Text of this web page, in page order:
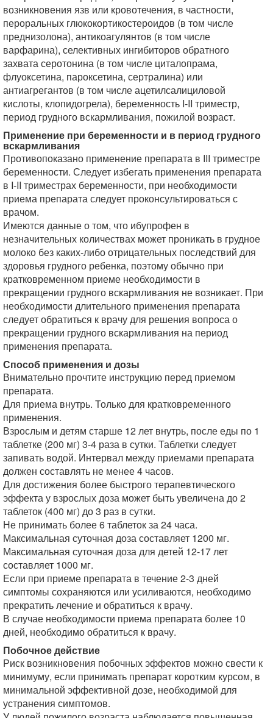
возникновения язв или кровотечения, в частности,
пероральных глюкокортикостероидов (в том числе
преднизолона), антикоагулянтов (в том числе
варфарина), селективных ингибиторов обратного
захвата серотонина (в том числе циталопрама,
флуоксетина, пароксетина, сертралина) или
антиагрегантов (в том числе ацетилсалициловой
кислоты, клопидогрела), беременность I-II триместр,
период грудного вскармливания, пожилой возраст.
Применение при беременности и в период грудного
вскармливания
Противопоказано применение препарата в III триместре
беременности. Следует избегать применения препарата
в I-II триместрах беременности, при необходимости
приема препарата следует проконсультироваться с
врачом.
Имеются данные о том, что ибупрофен в
незначительных количествах может проникать в грудное
молоко без каких-либо отрицательных последствий для
здоровья грудного ребенка, поэтому обычно при
кратковременном приеме необходимости в
прекращении грудного вскармливания не возникает. При
необходимости длительного применения препарата
следует обратиться к врачу для решения вопроса о
прекращении грудного вскармливания на период
применения препарата.
Способ применения и дозы
Внимательно прочтите инструкцию перед приемом
препарата.
Для приема внутрь. Только для кратковременного
применения.
Взрослым и детям старше 12 лет внутрь, после еды по 1
таблетке (200 мг) 3-4 раза в сутки. Таблетки следует
запивать водой. Интервал между приемами препарата
должен составлять не менее 4 часов.
Для достижения более быстрого терапевтического
эффекта у взрослых доза может быть увеличена до 2
таблеток (400 мг) до 3 раз в сутки.
Не принимать более 6 таблеток за 24 часа.
Максимальная суточная доза составляет 1200 мг.
Максимальная суточная доза для детей 12-17 лет
составляет 1000 мг.
Если при приеме препарата в течение 2-3 дней
симптомы сохраняются или усиливаются, необходимо
прекратить лечение и обратиться к врачу.
В случае необходимости приема препарата более 10
дней, необходимо обратиться к врачу.
Побочное действие
Риск возникновения побочных эффектов можно свести к
минимуму, если принимать препарат коротким курсом, в
минимальной эффективной дозе, необходимой для
устранения симптомов.